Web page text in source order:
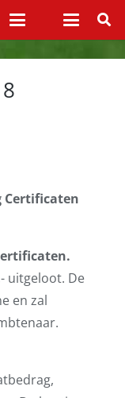
Certificaten
uitgeloot. De
en zal